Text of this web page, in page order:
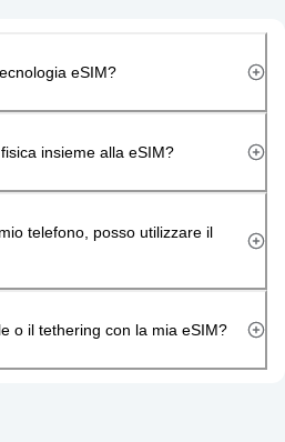
eSIM?
insieme alla eSIM?
telefono, posso utilizzare il
o il tethering con la mia eSIM?